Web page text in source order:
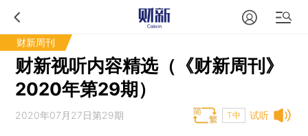
财新周刊
财新视听内容精选（《财新周刊》
2020年第29期）
试听
2020年07月27日第29期 T中